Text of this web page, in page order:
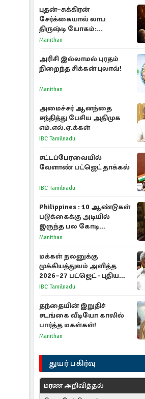
புதன்–சுக்கிரன்
சேர்க்கையால் லாப
திருஷ்டி யோகம்:
அதிர்ஷ்டம் பெறும் டாப் 3
Manithan
அரிசி இல்லாமல் புரதம்
நிறைந்த சிக்கன் புலாவ்!
Manithan
அமைச்சர் ஆனந்தை
சந்தித்து பேசிய அதிமுக
எம்.எல்.ஏ.க்கள்
IBC Tamilnadu
சட்டப்பேரவையில்
வேளாண் பட்ஜெட் தாக்கல்
IBC Tamilnadu
Philippines : 10 ஆண்டுகள்
படுக்கைக்கு அடியில்
இருந்த பல கோடி
மதிப்புள்ள அரிய முத்து!
Manithan
மக்கள் நலனுக்கு
முக்கியத்துவம் அளித்த
2026–27 பட்ஜெட் - புதிய
நலத்திட்டங்கள்
IBC Tamilnadu
தந்தையின் இறுதிச்
சடங்கை வீடியோ காலில்
பார்த்த மகள்கள்!
Manithan
துயர் பகிர்வு
மரண அறிவித்தல்